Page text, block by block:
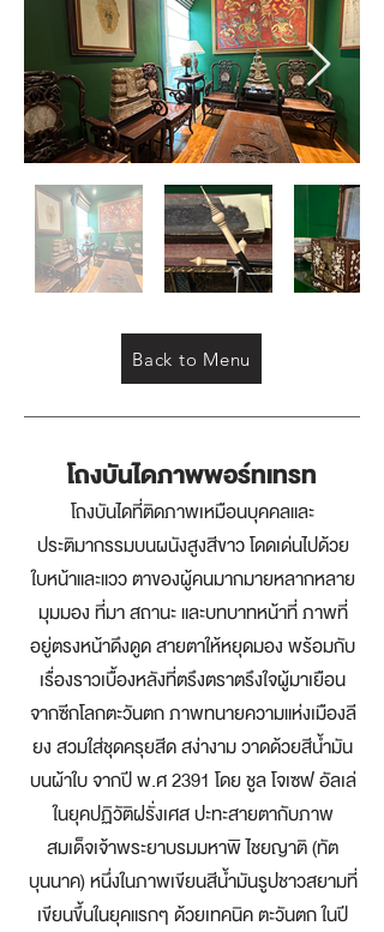
Back to Menu
โถงบันไดภาพพอร์ทเทรท
โถงบันไดที่ติดภาพเหมือนบุคคลและ
ประติมากรรมบนผนังสูงสีขาว โดดเด่นไปด้วย
ใบหน้าและแวว ตาของผู้คนมากมายหลากหลาย
มุมมอง ที่มา สถานะ และบทบาทหน้าที่ ภาพที่
อยู่ตรงหน้าดึงดูด สายตาให้หยุดมอง พร้อมกับ
เรื่องราวเบื้องหลังที่ตรึงตราตรึงใจผู้มาเยือน
จากซีกโลกตะวันตก ภาพทนายความแห่งเมืองลี
ยง สวมใส่ชุดครุยสีด สง่างาม วาดด้วยสีน้ำมัน
บนผ้าใบ จากปี พ.ศ 2391 โดย ชูล โจเซฟ อัลเล่
ในยุคปฏิวัติฝรั่งเศส ปะทะสายตากับภาพ
สมเด็จเจ้าพระยาบรมมหาพิ ไชยญาติ (ทัต
บุนนาค) หนึ่งในภาพเขียนสีน้ำมันรูปชาวสยามที่
เขียนขึ้นในยุคแรกๆ ด้วยเทคนิค ตะวันตก ในปี